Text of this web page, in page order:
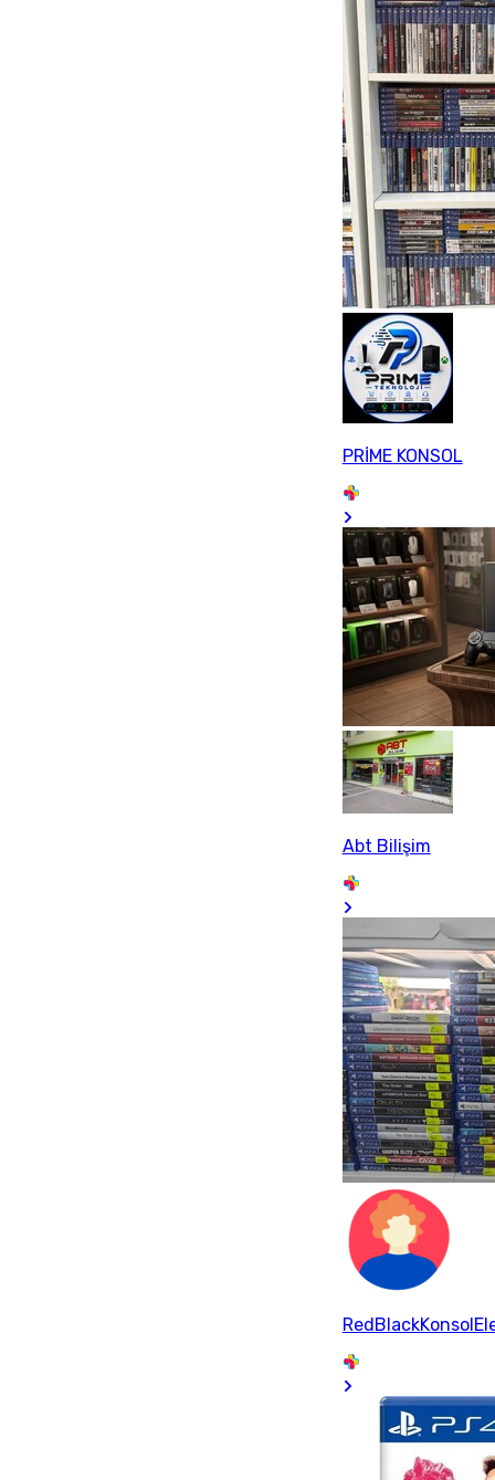
PRİME KONSOL
Abt Bilişim